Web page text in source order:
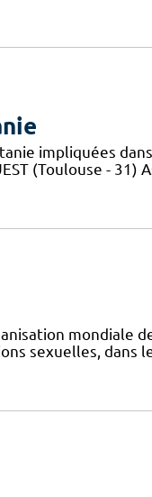
impliquées
(Toulouse - 31)
mondiale
sexuelles, dans